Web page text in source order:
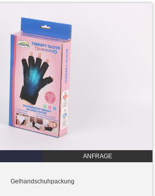
ANFRAGE
Gelhandschuhpackung